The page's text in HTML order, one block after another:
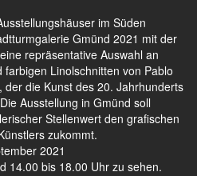
im Süden
Gmünd 2021 mit der
repräsentative Auswahl an
Linolschnitten von Pablo
der die Kunst des 20. Jahrhunderts
Ausstellung in Gmünd soll
Stellenwert den grafischen
zukommt.
2021
14.00 bis 18.00 Uhr zu sehen.